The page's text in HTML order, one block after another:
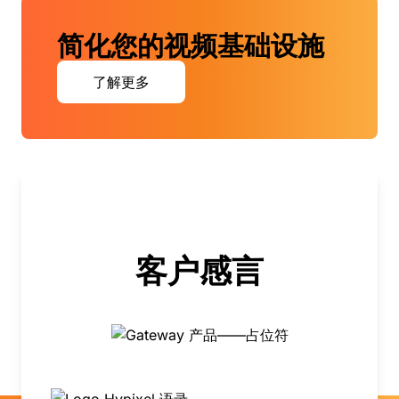
简化您的视频基础设施
了解更多
客户感言